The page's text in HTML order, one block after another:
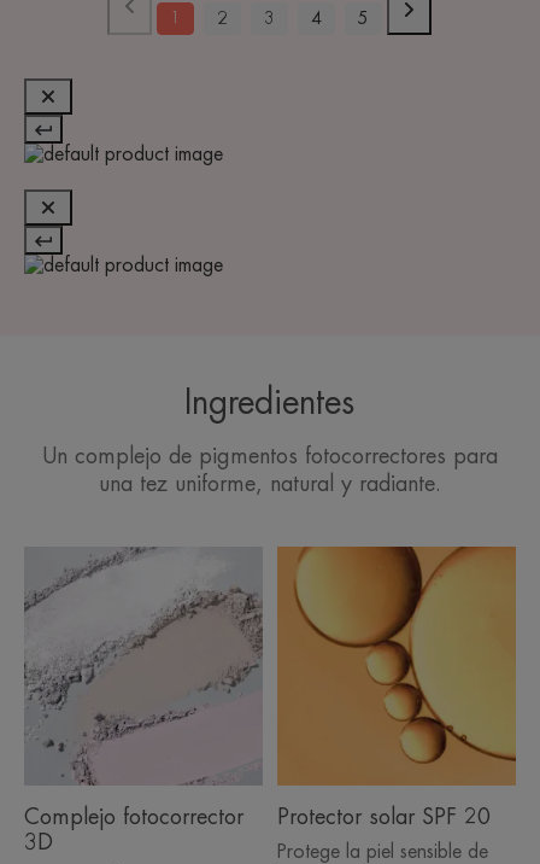
1 2 3 4 5
Ingredientes
Un complejo de pigmentos fotocorrectores para
una tez uniforme, natural y radiante.
Complejo fotocorrector
3D
Protector solar SPF 20
Protege la piel sensible de